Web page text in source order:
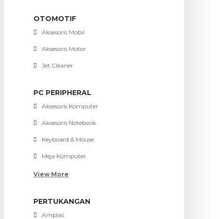
OTOMOTIF
Aksesoris Mobil
Aksesoris Motor
Jet Cleaner
PC PERIPHERAL
Aksesoris Komputer
Aksesoris Notebook
Keyboard & Mouse
Meja Komputer
View More
PERTUKANGAN
Amplas